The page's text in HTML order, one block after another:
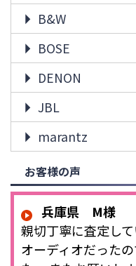
B&W
BOSE
DENON
JBL
marantz
お客様の声
兵庫県 M様
親切丁寧に査定し
オーディオだった